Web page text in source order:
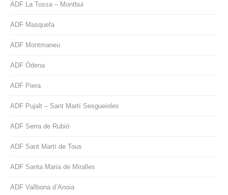
ADF La Tossa – Montbui
ADF Masquefa
ADF Montmaneu
ADF Òdena
ADF Piera
ADF Pujalt – Sant Martí Sesgueioles
ADF Serra de Rubió
ADF Sant Martí de Tous
ADF Santa Maria de Miralles
ADF Vallbona d’Anoia